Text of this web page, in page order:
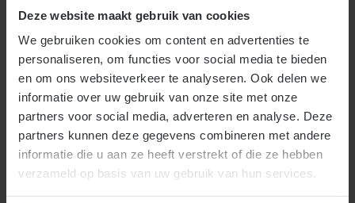
Deze website maakt gebruik van cookies
We gebruiken cookies om content en advertenties te
personaliseren, om functies voor social media te bieden
en om ons websiteverkeer te analyseren. Ook delen we
informatie over uw gebruik van onze site met onze
partners voor social media, adverteren en analyse. Deze
partners kunnen deze gegevens combineren met andere
informatie die u aan ze heeft verstrekt of die ze hebben
verzameld op basis van uw gebruik van hun services.
meegenomen. Naast de pruimenboom zijn er
natuurlijk nog veel meerBloesembomendie er
adembenemend uitzien wanneer ze in bloei staan.
Wanneer pruimenboom snoeien?
U kunt een pruimen boom snoeien, maar het is aan
te raden dit tot een minimum te beperken.